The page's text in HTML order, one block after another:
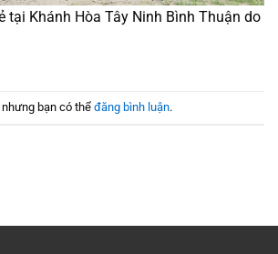
tại Khánh Hòa Tây Ninh Bình Thuận do
bạn có thể đăng bình luận.